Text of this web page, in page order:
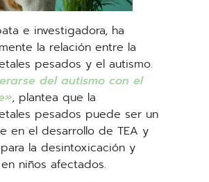
e investigadora, ha
la relación entre la
pesados y el autismo.
del autismo con el
, plantea que la
pesados puede ser un
en el desarrollo de TEA y
la desintoxicación y
niños afectados.